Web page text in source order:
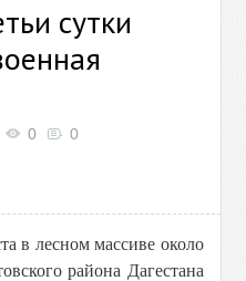
сутки
0 0
в лесном массиве около
района Дагестана